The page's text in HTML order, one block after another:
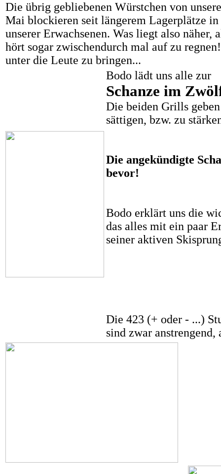
Die übrig gebliebenen Würstchen von
Mai blockieren seit längerem Lagerplätze
unserer Erwachsenen. Was liegt also näher,
hört sogar zwischendurch mal auf zu
unter die Leute zu bringen...
Bodo lädt uns alle zur
Schanze im
Die beiden Grills
sättigen, bzw. zu
Die angekündigte
bevor!
Bodo erklärt uns die
das alles mit ein paar
seiner aktiven
Die 423 (+ oder - ...)
sind zwar anstrengend,